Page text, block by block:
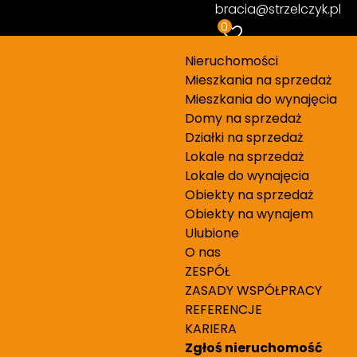
bracia@strzelczyk.pl
0
Nieruchomości
Mieszkania na sprzedaż
Mieszkania do wynajęcia
Domy na sprzedaż
Działki na sprzedaż
Lokale na sprzedaż
Lokale do wynajęcia
Obiekty na sprzedaż
Obiekty na wynajem
Ulubione
O nas
ZESPÓŁ
ZASADY WSPÓŁPRACY
REFERENCJE
KARIERA
Zgłoś nieruchomość
Numer oferty
42/9046/OOS